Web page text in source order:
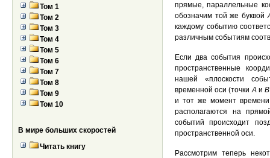
Том 1
Том 2
Том 3
Том 4
Том 5
Том 6
Том 7
Том 8
Том 9
Том 10
В мире больших скоростей
Читать книгу
прямые, параллельные
обозначим той же буквой
каждому событию
различным событиям
Если два события
пространственные
нашей «плоскости
временной оси (точкиА и
и тот же момент
располагаются на
событий происходит
пространственной оси.
Рассмотрим теперь